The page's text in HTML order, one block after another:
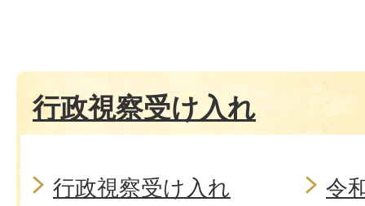
行政視察受け入れ
行政視察受け入れ
令